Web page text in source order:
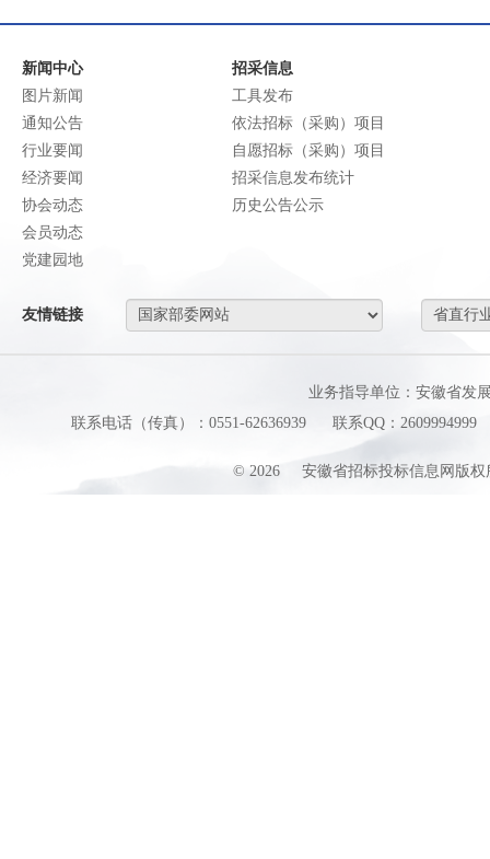
新闻中心
图片新闻
通知公告
行业要闻
经济要闻
协会动态
会员动态
党建园地
招采信息
工具发布
依法招标（采购）项目
自愿招标（采购）项目
招采信息发布统计
历史公告公示
友情链接
业务指导单位：安徽省发
联系电话（传真）：0551-62636939
联系QQ：2609994999
© 2026 安徽省招标投标信息网版